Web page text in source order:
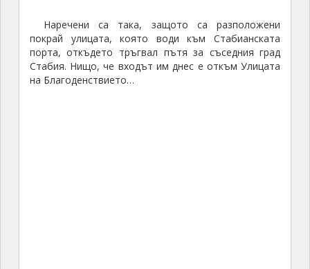
Наречени са така, защото са разположени
покрай улицата, която води към Стабианската
порта, откъдето тръгвал пътя за съседния град
Стабия. Нищо, че входът им днес е откъм Улицата
на Благоденствието…